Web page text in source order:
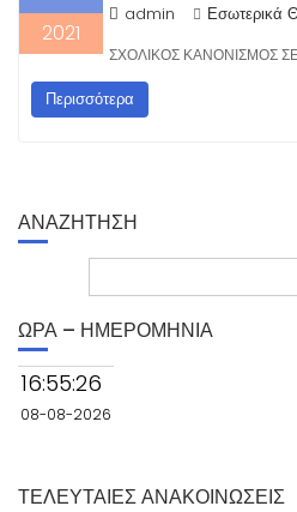
2021
admin Εσωτερικά
ΣΧΟΛΙΚΟΣ ΚΑΝΟΝΙΣΜΟΣ
Περισσότερα
ΑΝΑΖΗΤΗΣΗ
ΩΡΑ – ΗΜΕΡΟΜΗΝΙΑ
16:55:27
08-08-2026
ΤΕΛΕΥΤΑΙΕΣ ΑΝΑΚΟΙΝΩΣΕΙΣ